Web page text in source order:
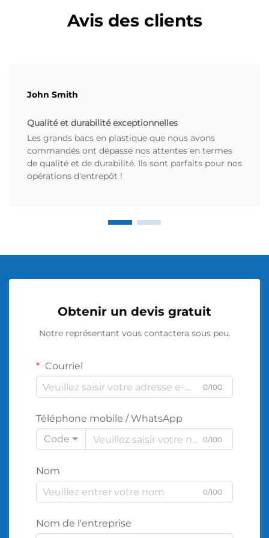
Avis des clients
John Smith
Qualité et durabilité exceptionnelles
Les grands bacs en plastique que nous avons
commandés ont dépassé nos attentes en termes
de qualité et de durabilité. Ils sont parfaits pour nos
opérations d'entrepôt !
Obtenir un devis gratuit
Notre représentant vous contactera sous peu.
Courriel
0/100
Téléphone mobile / WhatsApp
Code
0/100
Nom
0/100
Nom de l'entreprise